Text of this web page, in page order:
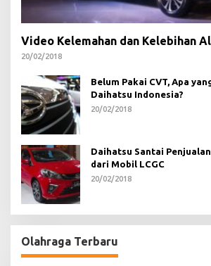
Video Kelemahan dan Kelebihan
20/02/2018
Belum Pakai CVT, Apa
Daihatsu Indonesia?
20/02/2018
Daihatsu Santai
dari Mobil LCGC
20/02/2018
Olahraga Terbaru